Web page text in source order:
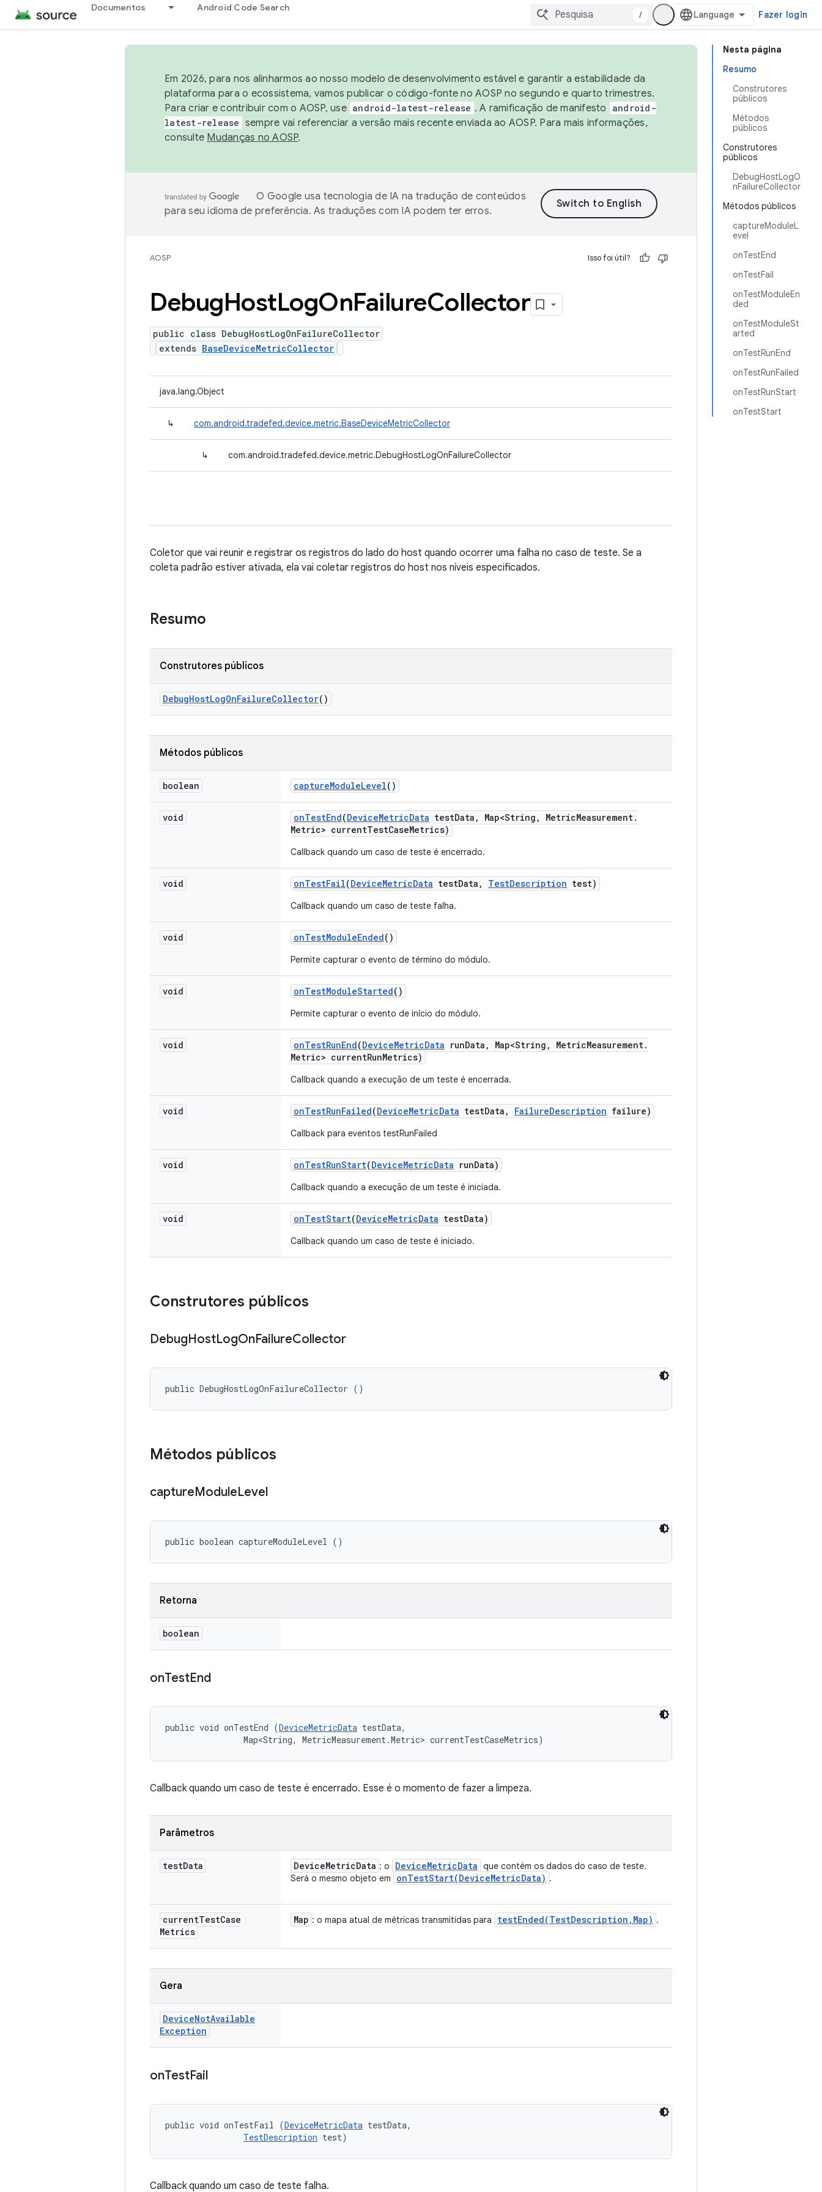
Documentos Android Code Search
/ Fazer login
Nesta página
Resumo
Construtores
públicos
Métodos
públicos
Construtores
públicos
DebugHostLogO
nFailureCollector
Métodos públicos
captureModuleL
evel
onTestEnd
onTestFail
onTestModuleEn
ded
onTestModuleSt
arted
onTestRunEnd
onTestRunFailed
onTestRunStart
onTestStart
Em 2026, para nos alinharmos ao nosso modelo de desenvolvimento estável e garantir a estabilidade da
plataforma para o ecossistema, vamos publicar o código-fonte no AOSP no segundo e quarto trimestres.
Para criar e contribuir com o AOSP, use android-latest-release . A ramificação de manifesto
android-
latest-release sempre vai referenciar a versão mais recente enviada ao AOSP. Para mais informações,
consulte Mudanças no AOSP.
O Google usa tecnologia de IA na tradução de conteúdos
para seu idioma de preferência. As traduções com IA podem ter erros.
AOSP Isso foi útil?
DebugHostLogOnFailureCollector
public class DebugHostLogOnFailureCollector
extends BaseDeviceMetricCollector
java.lang.Object
↳ com.android.tradefed.device.metric.BaseDeviceMetricCollector
↳ com.android.tradefed.device.metric.DebugHostLogOnFailureCollector
Coletor que vai reunir e registrar os registros do lado do host quando ocorrer uma falha no caso de teste. Se a
coleta padrão estiver ativada, ela vai coletar registros do host nos níveis especificados.
Resumo
Construtores públicos
DebugHostLogOnFailureCollector()
Métodos públicos
boolean captureModuleLevel()
void onTestEnd(DeviceMetricData testData , Map<String , MetricMeasurement.
Metric> currentTestCaseMetrics)
Callback quando um caso de teste é encerrado.
void onTestFail(DeviceMetricData testData , TestDescription test)
Callback quando um caso de teste falha.
void onTestModuleEnded()
Permite capturar o evento de término do módulo.
void onTestModuleStarted()
Permite capturar o evento de início do módulo.
void onTestRunEnd(DeviceMetricData runData , Map<String , MetricMeasurement.
Metric> currentRunMetrics)
Callback quando a execução de um teste é encerrada.
void onTestRunFailed(DeviceMetricData testData , FailureDescription failure)
Callback para eventos testRunFailed
void onTestRunStart(DeviceMetricData runData)
Callback quando a execução de um teste é iniciada.
void onTestStart(DeviceMetricData testData)
Callback quando um caso de teste é iniciado.
Construtores públicos
DebugHostLogOnFailureCollector
public DebugHostLogOnFailureCollector ()
Métodos públicos
captureModuleLevel
public boolean captureModuleLevel ()
Retorna
boolean
onTestEnd
public void onTestEnd (DeviceMetricData testData,
                Map<String, MetricMeasurement.Metric> currentTestCaseMetrics)
Callback quando um caso de teste é encerrado. Esse é o momento de fazer a limpeza.
Parâmetros
testData DeviceMetricData : o DeviceMetricData que contém os dados do caso de teste.
Será o mesmo objeto em
onTestStart(DeviceMetricData) .
currentTestCase
Metrics
Map : o mapa atual de métricas transmitidas para testEnded(TestDescription , Map) .
Gera
DeviceNotAvailable
Exception
onTestFail
public void onTestFail (DeviceMetricData testData,
TestDescription test)
Callback quando um caso de teste falha.